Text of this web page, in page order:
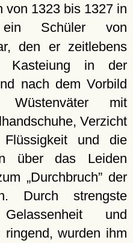
von 1323 bis 1327 in
Schüler von
den er zeitlebens
Kasteiung in der
nach dem Vorbild
Wüstenväter mit
Verzicht
und die
über das Leiden
Durchbruch der
Durch strengste
und
ringend, wurden ihm